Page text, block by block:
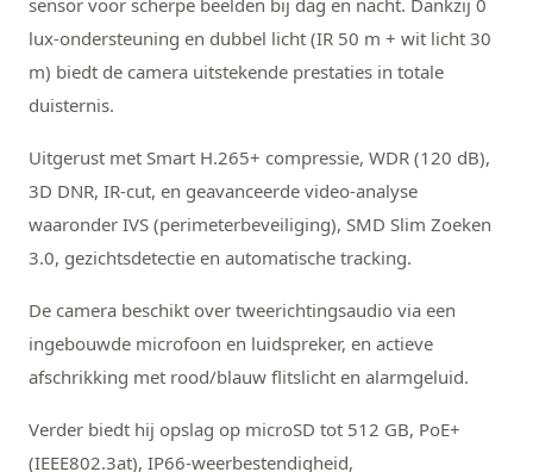
sensor voor scherpe beelden bij dag en nacht. Dankzij 0
lux-ondersteuning en dubbel licht (IR 50 m + wit licht 30
m) biedt de camera uitstekende prestaties in totale
duisternis.
Uitgerust met Smart H.265+ compressie, WDR (120 dB),
3D DNR, IR-cut, en geavanceerde video-analyse
waaronder IVS (perimeterbeveiliging), SMD Slim Zoeken
3.0, gezichtsdetectie en automatische tracking.
De camera beschikt over tweerichtingsaudio via een
ingebouwde microfoon en luidspreker, en actieve
afschrikking met rood/blauw flitslicht en alarmgeluid.
Verder biedt hij opslag op microSD tot 512 GB, PoE+
(IEEE802.3at), IP66-weerbestendigheid,